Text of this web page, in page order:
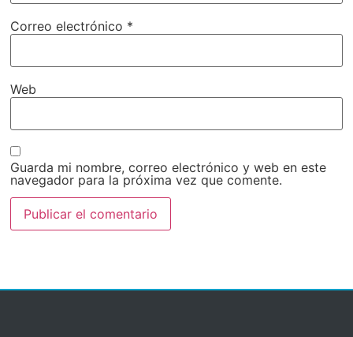
Correo electrónico *
Web
Guarda mi nombre, correo electrónico y web en este
navegador para la próxima vez que comente.